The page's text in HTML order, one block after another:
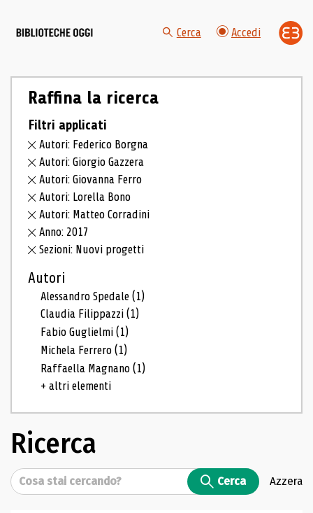
Cerca Accedi
Raffina la ricerca
Filtri applicati
Autori: Federico Borgna
Autori: Giorgio Gazzera
Autori: Giovanna Ferro
Autori: Lorella Bono
Autori: Matteo Corradini
Anno: 2017
Sezioni: Nuovi progetti
Autori
Alessandro Spedale(1)
Claudia Filippazzi(1)
Fabio Guglielmi(1)
Michela Ferrero(1)
Raffaella Magnano(1)
+ altri elementi
Ricerca
Cerca Cerca Azzera